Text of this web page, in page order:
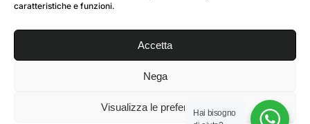
caratteristiche e funzioni.
Accetta
Nega
Visualizza le preferenze
© 2026 SCOUT SNC DI LARGHI SERGIO E C. – P.IVA
Hai bisogno